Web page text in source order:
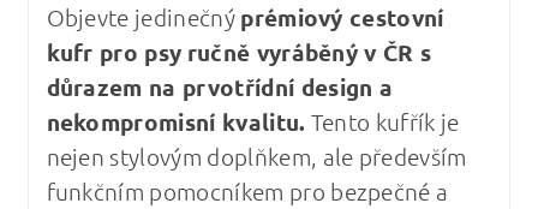
Objevte jedinečný prémiový cestovní
kufr pro psy ručně vyráběný v ČR s
důrazem na prvotřídní design a
nekompromisní kvalitu. Tento kufřík je
nejen stylovým doplňkem, ale především
funkčním pomocníkem pro bezpečné a